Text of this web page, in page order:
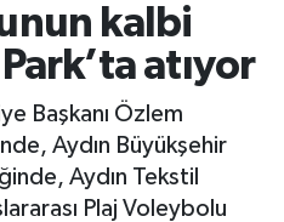
kalbi
atıyor
Başkanı Özlem
Aydın Büyükşehir
Aydın Tekstil
Plaj Voleybolu
Haritası
ve Fikstür